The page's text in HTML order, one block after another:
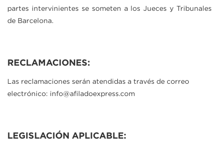
partes intervinientes se someten a los Jueces y Tribunales
de Barcelona.
RECLAMACIONES:
Las reclamaciones serán atendidas a través de correo
electrónico: info@afiladoexpress.com
LEGISLACIÓN APLICABLE: